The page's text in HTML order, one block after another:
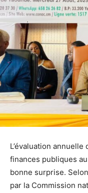
L’évaluation
finances publiques
bonne surprise.
par la Commission